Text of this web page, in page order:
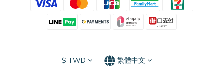
$ TWD 繁體中文